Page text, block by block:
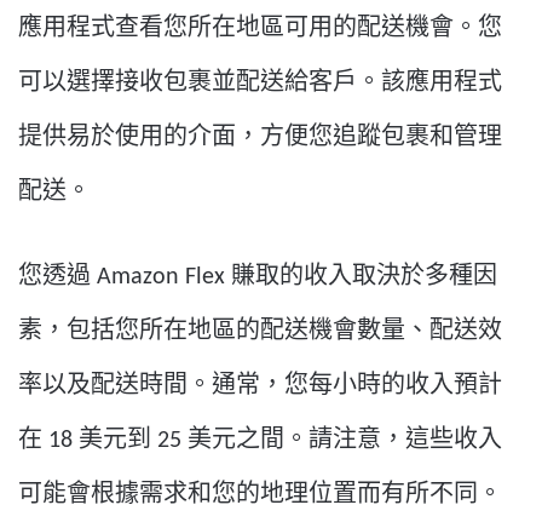
應用程式查看您所在地區可用的配送機會。您
可以選擇接收包裹並配送給客戶。該應用程式
提供易於使用的介面，方便您追蹤包裹和管理
配送。
您透過 Amazon Flex 賺取的收入取決於多種因
素，包括您所在地區的配送機會數量、配送效
率以及配送時間。通常，您每小時的收入預計
在 18 美元到 25 美元之間。請注意，這些收入
可能會根據需求和您的地理位置而有所不同。